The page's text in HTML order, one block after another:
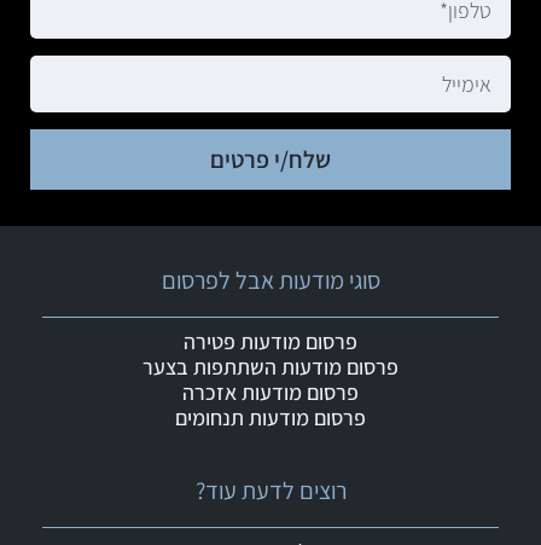
שלח/י פרטים
רוצים לדעת עוד?
סוגי מודעות אבל לפרסום
פרסום מודעות פטירה
פרסום מודעות השתתפות בצער
פרסום מודעות אזכרה
פרסום מודעות תנחומים